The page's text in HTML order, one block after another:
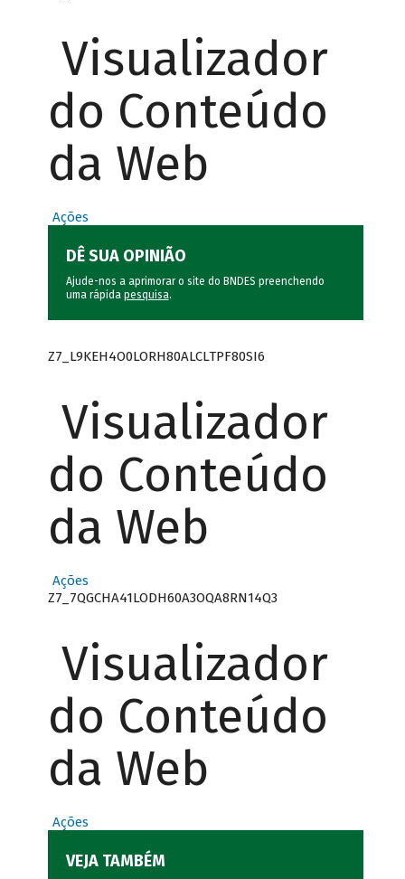
Visualizador
do Conteúdo
da Web
Ações
DÊ SUA OPINIÃO
Ajude-nos a aprimorar o site do BNDES preenchendo
uma rápida pesquisa.
Z7_L9KEH4O0LORH80ALCLTPF80SI6
Visualizador
do Conteúdo
da Web
Ações
Z7_7QGCHA41LODH60A3OQA8RN14Q3
Visualizador
do Conteúdo
da Web
Ações
VEJA TAMBÉM